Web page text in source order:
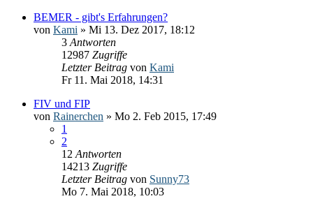
BEMER - gibt's Erfahrungen?
von Kami » Mi 13. Dez 2017, 18:12
3 Antworten
12987 Zugriffe
Letzter Beitrag von Kami
Fr 11. Mai 2018, 14:31
FIV und FIP
von Rainerchen » Mo 2. Feb 2015, 17:49
1
2
12 Antworten
14213 Zugriffe
Letzter Beitrag von Sunny73
Mo 7. Mai 2018, 10:03